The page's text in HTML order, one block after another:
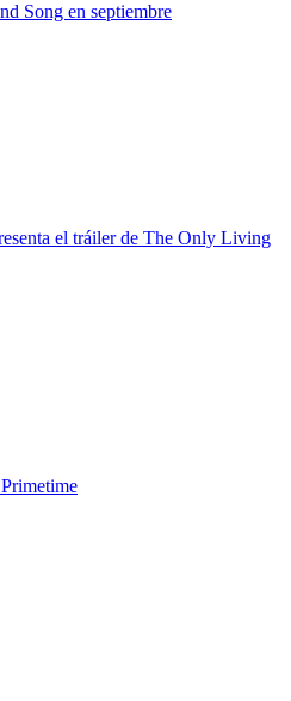
Song en septiembre
el tráiler de The Only Living